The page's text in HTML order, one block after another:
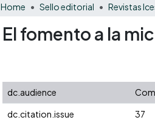
Home Sello editorial Revistas
El fomento a la
dc.audience
dc.citation.issue
37